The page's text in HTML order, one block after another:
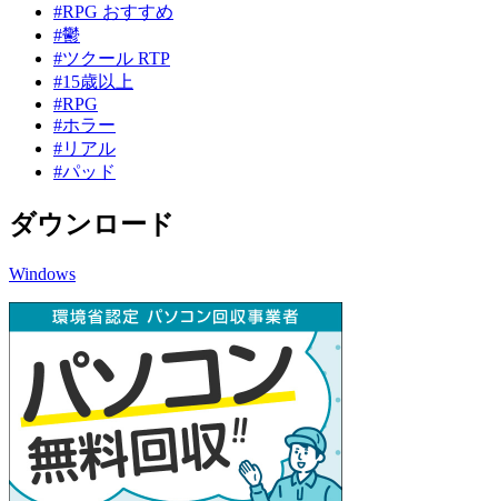
#RPG おすすめ
#鬱
#ツクール RTP
#15歳以上
#RPG
#ホラー
#リアル
#パッド
ダウンロード
Windows